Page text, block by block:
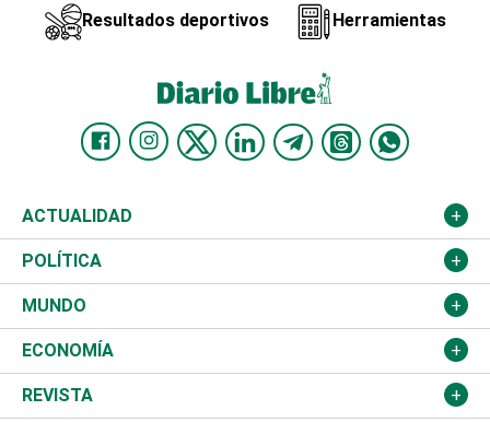
Resultados deportivos Herramientas
ACTUALIDAD
Nacional
Ciudad
Educación
Salud
POLÍTICA
Partidos
JCE
TSE
MUNDO
Estados Unidos
América Latina
ECONOMÍA
Finanzas
REVISTA